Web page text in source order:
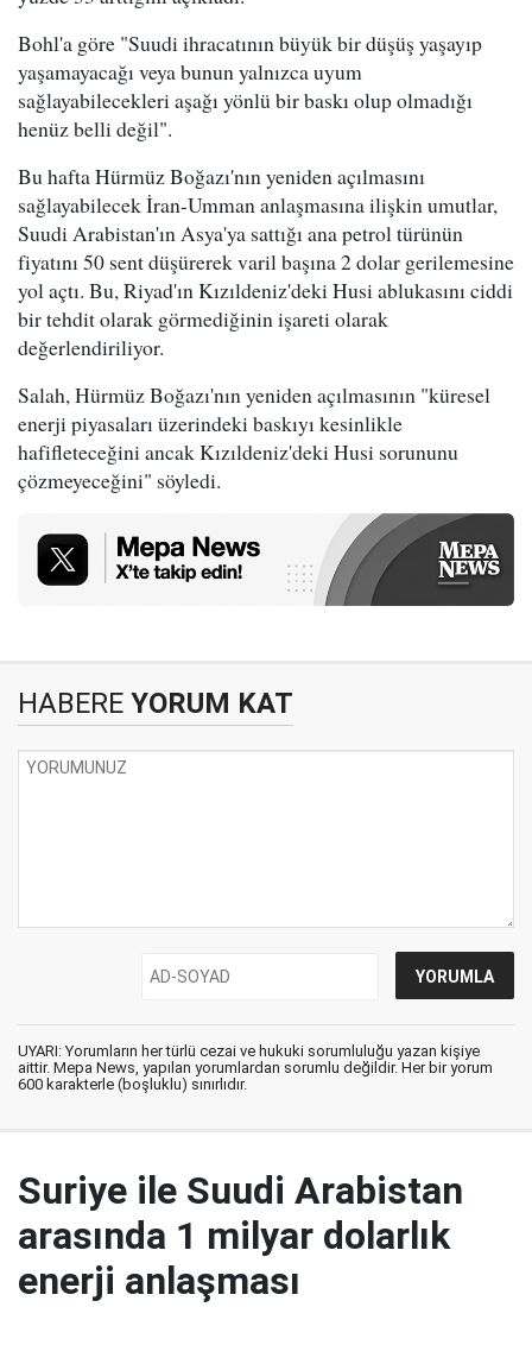
Bohl'a göre "Suudi ihracatının büyük bir düşüş yaşayıp
yaşamayacağı veya bunun yalnızca uyum
sağlayabilecekleri aşağı yönlü bir baskı olup olmadığı
henüz belli değil".
Bu hafta Hürmüz Boğazı'nın yeniden açılmasını
sağlayabilecek İran-Umman anlaşmasına ilişkin umutlar,
Suudi Arabistan'ın Asya'ya sattığı ana petrol türünün
fiyatını 50 sent düşürerek varil başına 2 dolar gerilemesine
yol açtı. Bu, Riyad'ın Kızıldeniz'deki Husi ablukasını ciddi
bir tehdit olarak görmediğinin işareti olarak
değerlendiriliyor.
Salah, Hürmüz Boğazı'nın yeniden açılmasının "küresel
enerji piyasaları üzerindeki baskıyı kesinlikle
hafifleteceğini ancak Kızıldeniz'deki Husi sorununu
çözmeyeceğini" söyledi.
HABERE YORUM KAT
UYARI: Yorumların her türlü cezai ve hukuki sorumluluğu yazan kişiye
aittir. Mepa News, yapılan yorumlardan sorumlu değildir. Her bir yorum
600 karakterle (boşluklu) sınırlıdır.
Suriye ile Suudi Arabistan
arasında 1 milyar dolarlık
enerji anlaşması